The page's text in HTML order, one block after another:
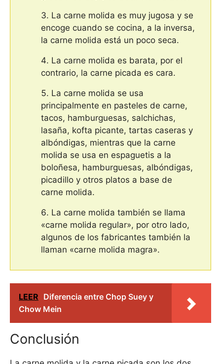
La carne molida es muy jugosa y se
encoge cuando se cocina, a la inversa,
la carne molida está un poco seca.
La carne molida es barata, por el
contrario, la carne picada es cara.
La carne molida se usa
principalmente en pasteles de carne,
tacos, hamburguesas, salchichas,
lasaña, kofta picante, tartas caseras y
albóndigas, mientras que la carne
molida se usa en espaguetis a la
boloñesa, hamburguesas, albóndigas,
picadillo y otros platos a base de
carne molida.
La carne molida también se llama
«carne molida regular», por otro lado,
algunos de los fabricantes también la
llaman «carne molida magra».
LEER Diferencia entre Chop Suey y
Chow Mein
Conclusión